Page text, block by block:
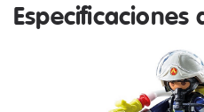
Especificaciones